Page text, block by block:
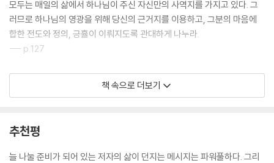
모두는 매일의 삶에서 하나님이 주신 자신만의 사역지를 가지고 있다. 그
러므로 하나님의 영광을 위해 당신의 근거지를 이용하고, 그분의 마음에
합한 전도와 정의, 긍휼이 이뤄지도록 관대하게 나누라.
--- p.127
우리가 항상 돈을 나누지 않고 쌓기만 하거나, 단단하게 움켜쥐거나, 필요
하지도 않은 수많은 것들에 소비하면, 돈을 사랑하는 것이다. 급진적인 나
도 있다. 이렇게 되면, 우리의 돈은 하나님의 은혜의 통로로 사용될 수 있
다.
책 속으로 더보기
추천평
늘 나눌 준비가 되어 있는 저자의 삶이 던지는 메시지는 파워풀하다. 그리